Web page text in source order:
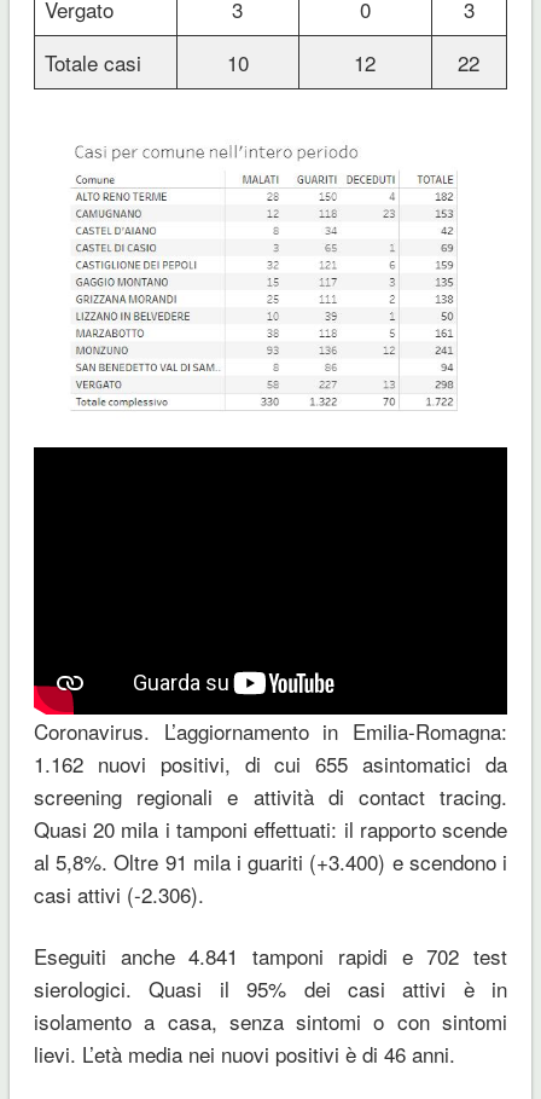
Vergato 3 0
3
Totale casi
10 12 22
Coronavirus. L’aggiornamento in Emilia-Romagna:
1.162 nuovi positivi, di cui 655 asintomatici da
screening regionali e attività di contact tracing.
Quasi 20 mila i tamponi effettuati: il rapporto scende
al 5,8%. Oltre 91 mila i guariti (+3.400) e scendono i
casi attivi (-2.306).
Eseguiti anche 4.841 tamponi rapidi e 702 test
sierologici. Quasi il 95% dei casi attivi è in
isolamento a casa, senza sintomi o con sintomi
lievi. L’età media nei nuovi positivi è di 46 anni.